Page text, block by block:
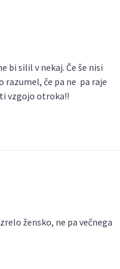
bi silil v nekaj. Če še nisi
razumel, če pa ne pa raje
vzgojo otroka!!
žensko, ne pa večnega